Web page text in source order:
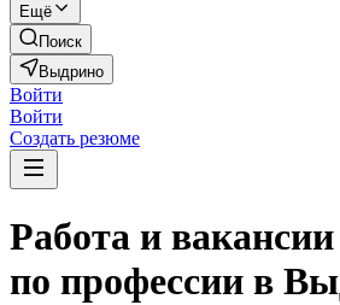
Ещё
Поиск
Выдрино
Войти
Войти
Создать резюме
Работа и вакансии
по профессии в